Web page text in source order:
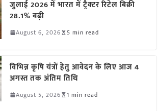
जुलाई 2026 में भारत में ट्रैक्टर रिटेल बिक्री
28.1% बढ़ी
August 6, 2026 5 min read
विभिन्न कृषि यंत्रों हेतु आवेदन के लिए आज 4
अगस्त तक अंतिम तिथि
August 5, 2026 1 min read